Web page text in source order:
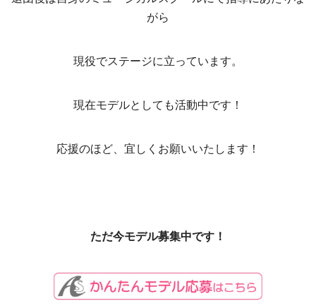
がら
現役でステージに立っています。
現在モデルとしても活動中です！
応援のほど、宜しくお願いいたします！
ただ今モデル募集中です！